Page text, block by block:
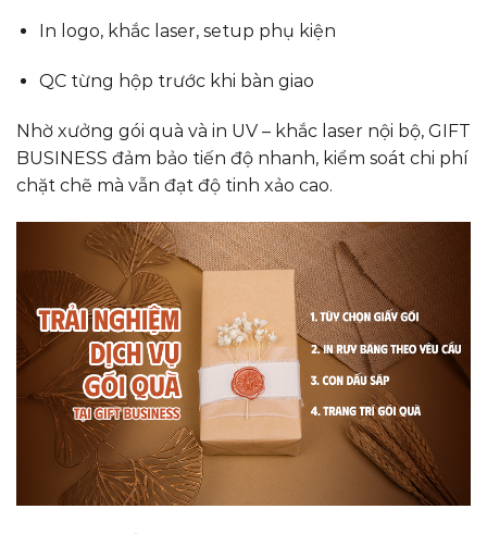
In logo, khắc laser, setup phụ kiện
QC từng hộp trước khi bàn giao
Nhờ xưởng gói quà và in UV – khắc laser nội bộ, GIFT
BUSINESS đảm bảo tiến độ nhanh, kiểm soát chi phí
chặt chẽ mà vẫn đạt độ tinh xảo cao.